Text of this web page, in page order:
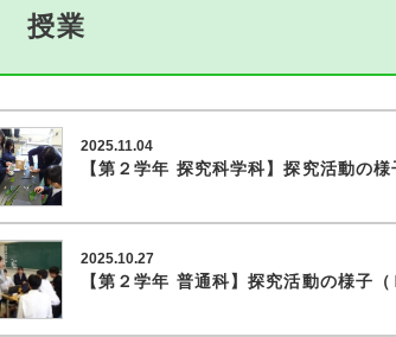
授業
2025.11.04
【第２学年 探究科学科】探究活動の様
2025.10.27
【第２学年 普通科】探究活動の様子（